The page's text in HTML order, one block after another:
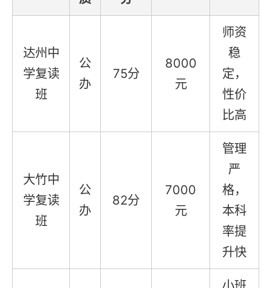
达州中
学复读
班
公
办
75分
8000
元
师资
稳
定，
性价
比高
大竹中
学复读
班
公
办
82分
7000
元
管理
严
格，
本科
率提
升快